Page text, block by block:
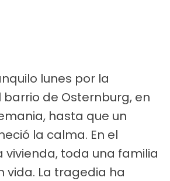
lunes por la
de Osternburg, en
hasta que un
la calma. En el
vivienda, toda una familia
vida. La tragedia ha